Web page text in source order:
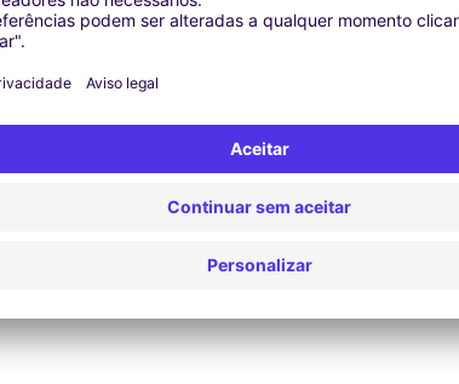
Assistência 24/7
está disponível a qualquer momento para garantir
uma viagem ininterrupta.